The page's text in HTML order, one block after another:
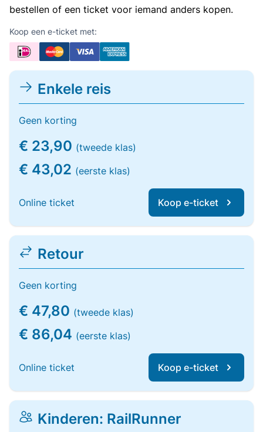
bestellen of een ticket voor iemand anders kopen.
Koop een e-ticket met:
Enkele reis
Geen korting
€ 23,90 (tweede klas)
€ 43,02 (eerste klas)
Online ticket Koop e-ticket
Retour
Geen korting
€ 47,80 (tweede klas)
€ 86,04 (eerste klas)
Online ticket Koop e-ticket
Kinderen: RailRunner